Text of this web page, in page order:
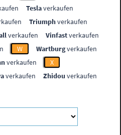
Teslaverkaufen
Triumphverkaufen
verkaufen Vinfastverkaufen
W Wartburgverkaufen
verkaufen
X
verkaufen Zhidou verkaufen